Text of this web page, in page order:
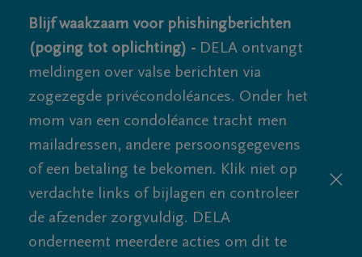
Blijf waakzaam voor phishingberichten
(poging tot oplichting) - DELA ontvangt
meldingen over valse berichten via
zogezegde privécondoléances. Onder het
mom van een condoléance tracht men
mailadressen, andere persoonsgegevens
of een betaling te bekomen. Klik niet op
verdachte links of bijlagen en controleer
de afzender zorgvuldig. DELA
onderneemt meerdere acties om dit te